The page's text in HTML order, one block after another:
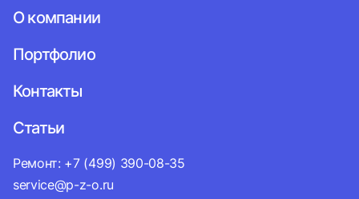
О компании
Портфолио
Контакты
Статьи
Ремонт: +7 (499) 390-08-35
service@p-z-o.ru